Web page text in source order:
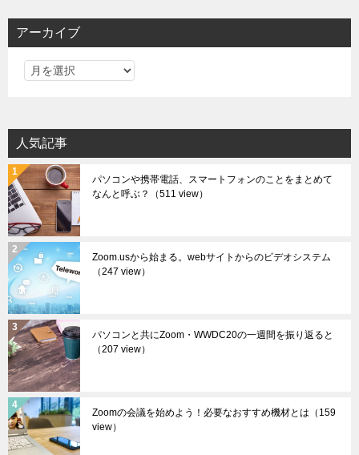
アーカイブ
ア
イ
ブ
人気記事
パソコンや携帯電話、スマートフォンのことをまとめて
なんと呼ぶ？
（511 view）
Zoom.usから始まる。webサイトからのビデオシステム
（247 view）
パソコンと共にZoom・WWDC20の一週間を振り返ると
（207 view）
Zoomの会議を始めよう！必要なおすすめ機材とは （159
view）